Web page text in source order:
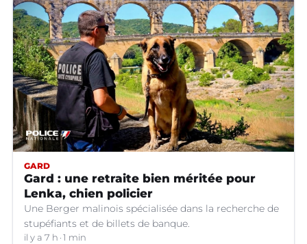
GARD
Gard : une retraite bien méritée pour
Lenka, chien policier
Une Berger malinois spécialisée dans la recherche de
stupéfiants et de billets de banque.
il y a 7 h 1 min